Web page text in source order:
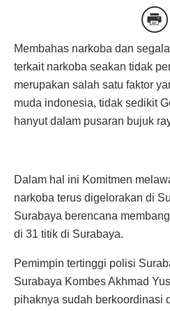
Membahas narkoba dan
terkait narkoba seakan tidak
merupakan salah satu faktor
muda indonesia, tidak sedikit
hanyut dalam pusaran bujuk
Dalam hal ini Komitmen
narkoba terus digelorakan di
Surabaya berencana
di 31 titik di Surabaya.
Pemimpin tertinggi polisi
Surabaya Kombes Akhmad
pihaknya sudah berkoordinasi